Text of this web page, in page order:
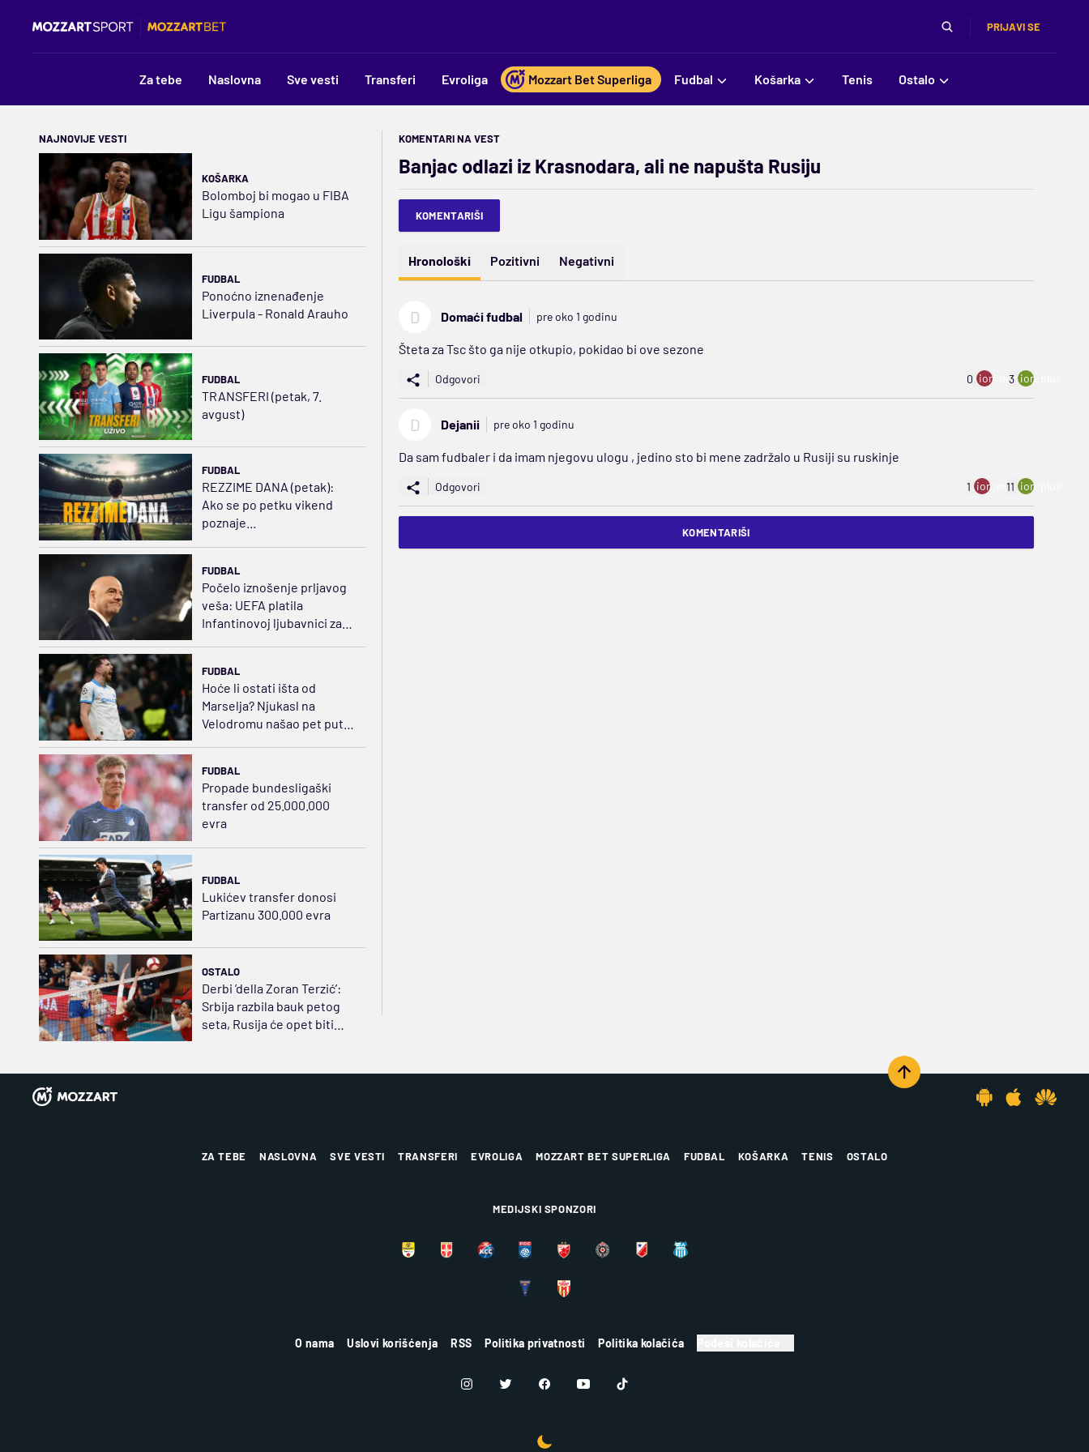
PRIJAVI SE
Za tebe Naslovna Sve vesti Transferi Evroliga Mozzart Bet Superliga Fudbal Košarka Tenis Ostalo
NAJNOVIJE VESTI
KOŠARKA
Bolomboj bi mogao u FIBA
Ligu šampiona
FUDBAL
Ponoćno iznenađenje
Liverpula - Ronald Arauho
FUDBAL
TRANSFERI (petak, 7.
avgust)
FUDBAL
REZZIME DANA (petak):
Ako se po petku vikend
poznaje...
FUDBAL
Počelo iznošenje prljavog
veša: UEFA platila
Infantinovoj ljubavnici za
FUDBAL
Hoće li ostati išta od
Marselja? Njukasl na
Velodromu našao pet puta
FUDBAL
Propade bundesligaški
transfer od 25.000.000
evra
FUDBAL
Lukićev transfer donosi
Partizanu 300.000 evra
OSTALO
Derbi ’della Zoran Terzić’:
Srbija razbila bauk petog
seta, Rusija će opet biti
KOMENTARI NA VEST
Banjac odlazi iz Krasnodara, ali ne napušta Rusiju
KOMENTARIŠI
Hronološki Pozitivni Negativni
D Domaći fudbal pre oko 1 godinu
Šteta za Tsc što ga nije otkupio, pokidao bi ove sezone
Odgovori 0 ion:minus
3 ion:plus
D Dejanii pre oko 1 godinu
Da sam fudbaler i da imam njegovu ulogu , jedino sto bi mene zadržalo u Rusiji su ruskinje
Odgovori 1 ion:minus
11 ion:plus
KOMENTARIŠI
ZA TEBE NASLOVNA SVE VESTI TRANSFERI EVROLIGA MOZZART BET SUPERLIGA FUDBAL KOŠARKA TENIS OSTALO
MEDIJSKI SPONZORI
O nama Uslovi korišćenja RSS Politika privatnosti Politika kolačića